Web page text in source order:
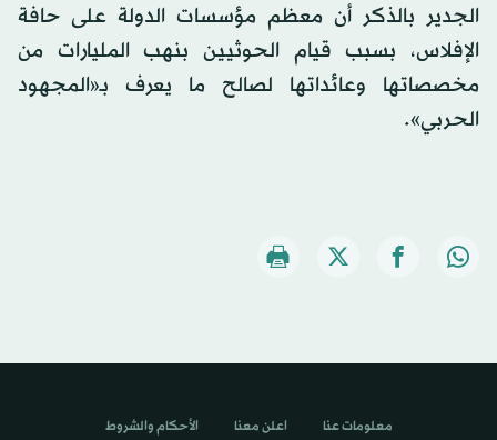
الجدير بالذكر أن معظم مؤسسات الدولة على حافة
الإفلاس، بسبب قيام الحوثيين بنهب المليارات من
مخصصاتها وعائداتها لصالح ما يعرف بـ«المجهود
الحربي».
معلومات عنا اعلن معنا الأحكام والشروط